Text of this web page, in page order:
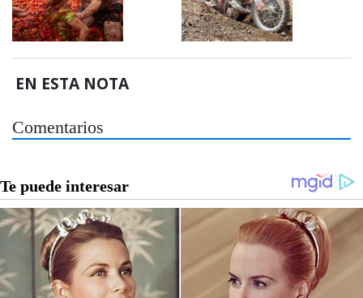
EN ESTA NOTA
Comentarios